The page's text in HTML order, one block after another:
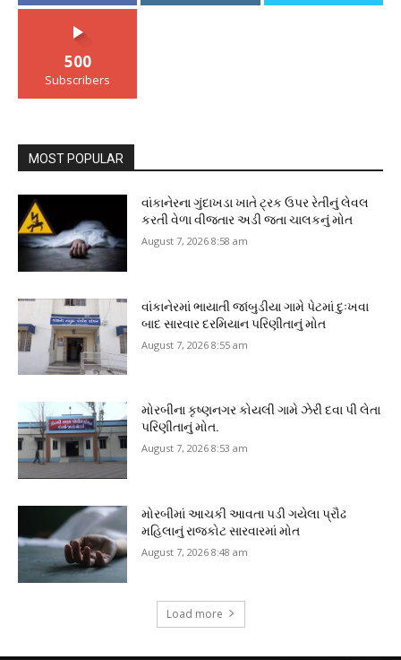
500
Subscribers
MOST POPULAR
વાંકાનેરના ગુંદાખડા ખાતે ટ્રક ઉપર રેતીનું લેવલ
કરતી વેળા વીજતાર અડી જતા ચાલકનું મોત
August 7, 2026 8:58 am
વાંકાનેરમાં ભાયાતી જાંબુડીયા ગામે પેટમાં દુઃખવા
બાદ સારવાર દરમિયાન પરિણીતાનું મોત
August 7, 2026 8:55 am
મોરબીના કૃષ્ણનગર કોયલી ગામે ઝેરી દવા પી લેતા
પરિણીતાનું મોત.
August 7, 2026 8:53 am
મોરબીમાં આચકી આવતા પડી ગયેલા પ્રૌઢ
મહિલાનું રાજકોટ સારવારમાં મોત
August 7, 2026 8:48 am
Load more